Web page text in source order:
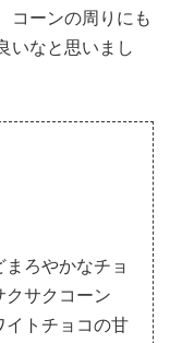
コーンの周りにも
いなと思いまし
ろやかなチョ
クサクコーン
イトチョコの甘